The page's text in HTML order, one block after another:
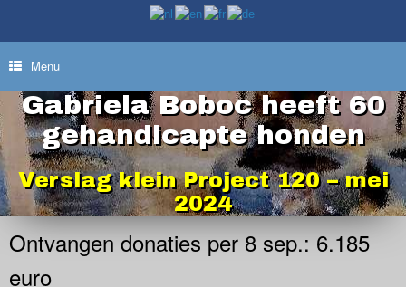
Menu
Gabriela Boboc heeft 60
gehandicapte honden
Verslag klein Project 120 – mei
2024
Ontvangen donaties per 8 sep.: 6.185
euro